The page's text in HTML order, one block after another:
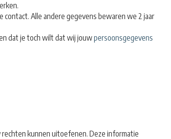
contact. Alle andere gegevens bewaren we 2 jaar
dat je toch wilt dat wij jouwpersoonsgegevens
rechten kunnen uitoefenen. Deze informatie